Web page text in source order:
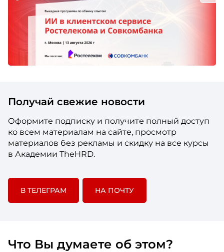
Получай свежие новости
Оформите подписку и получите полный доступ
ко всем материалам на сайте, просмотр
материалов без рекламы и скидку на все курсы
в Академии TheHRD.
В ТЕЛЕГРАМ НА ПОЧТУ
Что Вы думаете об этом?